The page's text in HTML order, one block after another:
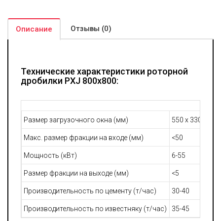
Описание Отзывы (0)
Технические характеристики роторной
дробилки PXJ 800x800:
Размер загрузочного окна (мм) 550 х 330
Макс. размер фракции на входе (мм) <50
Мощность (кВт) 6-55
Размер фракции на выходе (мм) <5
Производительность по цементу (т/час) 30-40
Производительность по известняку (т/час) 35-45